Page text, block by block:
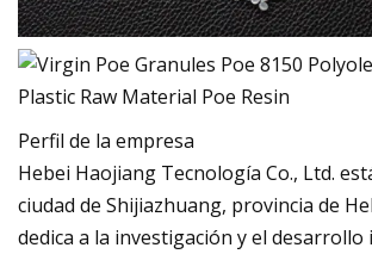
Perfil de la empresa
Hebei Haojiang Tecnología Co., Ltd.
ciudad de Shijiazhuang, provincia de
dedica a la investigación y el desarrollo